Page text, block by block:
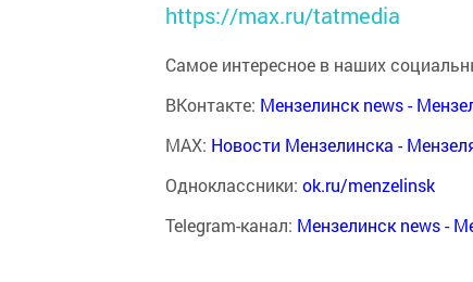
https://max.ru/tatmedia
Самое интересное в наших
ВКонтакте: Мензелинск news -
MAX: Новости Мензелинска -
Одноклассники: ok.ru/menzelinsk
Telegram-канал: Мензелинск news -